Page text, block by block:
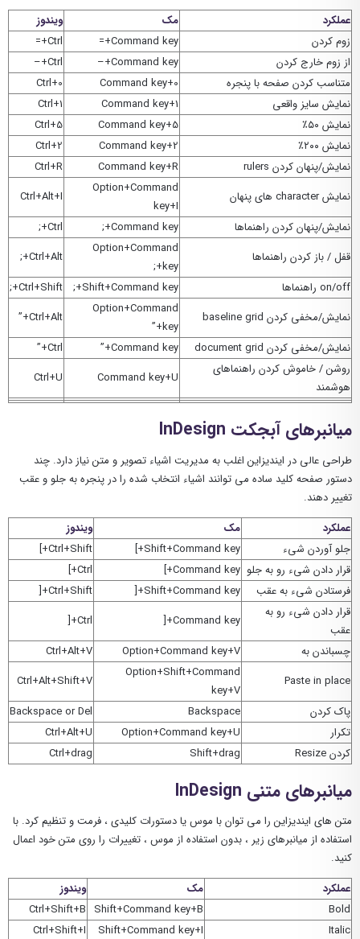
عملکرد
مک
ویندوز
زوم کردن
Command key+=
Ctrl+=
از زوم خارج کردن
Command key+–
Ctrl+–
متناسب کردن صفحه با پنجره
Command key+0
Ctrl+0
نمایش سایز واقعی
Command key+1
Ctrl+1
نمایش ۵۰٪
Command key+5
Ctrl+5
نمایش ۲۰۰٪
Command key+2
Ctrl+2
نمایش/پنهان کردن rulers
Command key+R
Ctrl+R
نمایش character های پنهان
Option+Command
key+I
Ctrl+Alt+I
نمایش/پنهان کردن راهنماها
Command key+;
Ctrl+;
قفل / باز کردن راهنماها
Option+Command
key+;
Ctrl+Alt+;
on/off راهنماها
Shift+Command key+;
Ctrl+Shift+;
نمایش/مخفی کردن baseline grid
Option+Command
key+”
Ctrl+Alt+”
نمایش/مخفی کردن document grid
Command key+”
Ctrl+”
روشن / خاموش کردن راهنماهای
هوشمند
Command key+U
Ctrl+U
میانبرهای آبجکت InDesign
طراحی عالی در ایندیزاین اغلب به مدیریت اشیاء تصویر و متن نیاز دارد. چند
دستور صفحه کلید ساده می توانند اشیاء انتخاب شده را در پنجره به جلو و عقب
تغییر دهند.
عملکرد
مک
ویندوز
جلو آوردن شیء
Shift+Command key+]
Ctrl+Shift+]
قرار دادن شیء رو به جلو Command key+]
Ctrl+]
فرستادن شیء به عقب
Shift+Command key+[
Ctrl+Shift+[
قرار دادن شیء رو به
عقب
Command key+[
Ctrl+[
چسباندن به
Option+Command key+V
Ctrl+Alt+V
Paste in place
Option+Shift+Command
key+V
Ctrl+Alt+Shift+V
پاک کردن
Backspace
Backspace or Del
تکرار
Option+Command key+U
Ctrl+Alt+U
کردن Resize
Shift+drag
Ctrl+drag
میانبرهای متنی InDesign
متن های ایندیزاین را می توان با موس یا دستورات کلیدی ، فرمت و تنظیم کرد. با
استفاده از میانبرهای زیر ، بدون استفاده از موس ، تغییرات را روی متن خود اعمال
کنید.
عملکرد
مک
ویندوز
Bold
Shift+Command key+B
Ctrl+Shift+B
Italic
Shift+Command key+I
Ctrl+Shift+I